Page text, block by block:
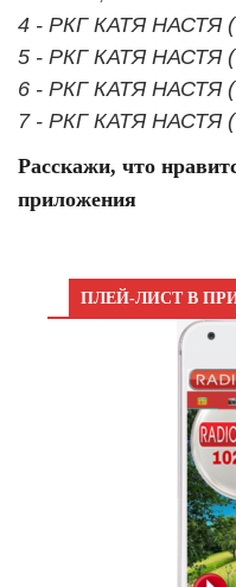
4 - РКГ КАТЯ НАСТЯ
5 - РКГ КАТЯ НАСТЯ
6 - РКГ КАТЯ НАСТЯ
7 - РКГ КАТЯ НАСТЯ
Расскажи, что
приложения
ПЛЕЙ-ЛИСТ В